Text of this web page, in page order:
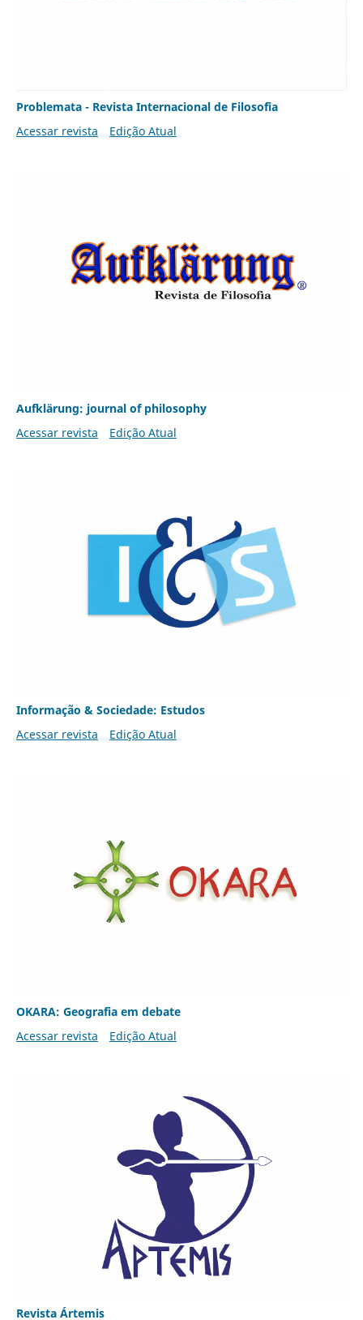
Problemata - Revista Internacional de Filosofia
Acessar revista
Edição Atual
Aufklärung: journal of philosophy
Acessar revista
Edição Atual
Informação & Sociedade: Estudos
Acessar revista
Edição Atual
OKARA: Geografia em debate
Acessar revista
Edição Atual
Revista Ártemis